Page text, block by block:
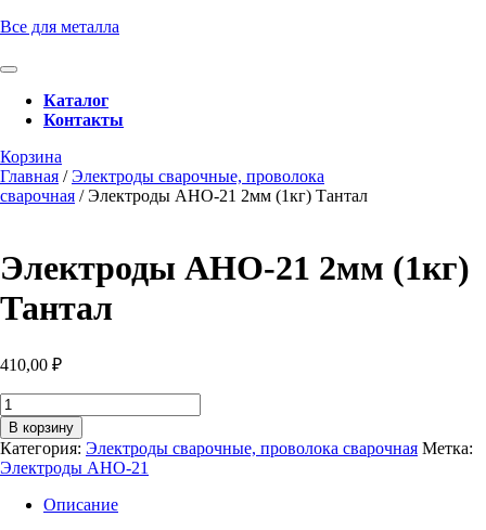
Перейти
содержимому
Все для металла
Кнопка
ОткрытьКаталог
Контакты
Кнопка
Закрыть
Корзина
консультацию
Главная /Электроды сварочные, проволока
сварочная / Электроды АНО-21 2мм (1кг) Тантал
Электроды АНО-21 2мм (1кг)
Тантал
410,00 ₽
Количество
товара
Электроды
АНО-21
2мм
(1кг)
Тантал
В корзину
Категория: Электроды сварочные, проволока сварочная Метка:
Электроды АНО-21
Описание